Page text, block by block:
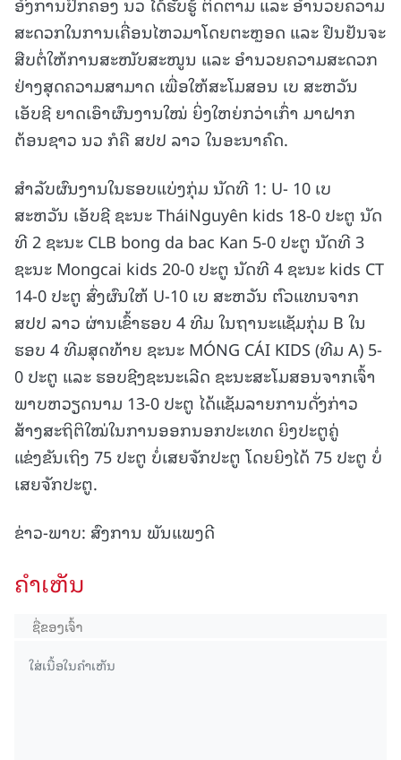
ສະດວກໃນການເຄື່ອນໄຫວມາໂດຍຕະຫຼອດ ແລະ ຢືນຢັນຈະ
ສືບຕໍ່ໃຫ້ການສະໜັບສະໜູນ ແລະ ອໍານວຍຄວາມສະດວກ
ຢ່າງສຸດຄວາມສາມາດ ເພື່ອໃຫ້ສະໂມສອນ ເບ ສະຫວັນ
ເອັບຊີ ຍາດເອົາຜົນງານໃໝ່ ຍິ່ງໃຫຍ່ກວ່າເກົ່າ ມາຝາກ
ຕ້ອນຊາວ ນວ ກໍຄື ສປປ ລາວ ໃນອະນາຄົດ.
ສຳລັບຜົນງານໃນຮອບແບ່ງກຸ່ມ ນັດທີ 1: U- 10 ເບ
ສະຫວັນ ເອັບຊີ ຊະນະ TháiNguyên kids 18-0 ປະຕູ ນັດ
ທີ 2 ຊະນະ CLB bong da bac Kan 5-0 ປະຕູ ນັດທີ 3
ຊະນະ Mongcai kids 20-0 ປະຕູ ນັດທີ 4 ຊະນະ kids CT
14-0 ປະຕູ ສົ່ງຜົນໃຫ້ U-10 ເບ ສະຫວັນ ຕົວແທນຈາກ
ສປປ ລາວ ຜ່ານເຂົ້າຮອບ 4 ທີມ ໃນຖານະແຊັມກຸ່ມ B ໃນ
ຮອບ 4 ທີມສຸດທ້າຍ ຊະນະ MÓNG CÁI KIDS (ທີມ A) 5-
0 ປະຕູ ແລະ ຮອບຊີງຊະນະເລີດ ຊະນະສະໂມສອນຈາກເຈົ້າ
ພາບຫວຽດນາມ 13-0 ປະຕູ ໄດ້ແຊັມລາຍການດັ່ງກ່າວ
ສ້າງສະຖິຕິໃໝ່ໃນການອອກນອກປະເທດ ຍິງປະຕູຄູ່
ແຂ່ງຂັນເຖິງ 75 ປະຕູ ບໍ່ເສຍຈັກປະຕູ ໂດຍຍິງໄດ້ 75 ປະຕູ ບໍ່
ເສຍຈັກປະຕູ.
ຂ່າວ-ພາບ: ສົງການ ພັນແພງດີ
ຄໍາເຫັນ